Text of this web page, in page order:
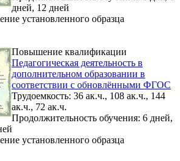
дней, 12 дней
установленного образца
Повышение квалификации
Педагогическая деятельность в
дополнительном образовании в
соответствии с обновлёнными ФГОС
Трудоемкость: 36 ак.ч., 108 ак.ч., 144
ак.ч., 72 ак.ч.
Продолжительность обучения: 6 дней,
установленного образца